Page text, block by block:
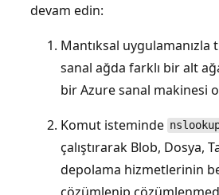
devam edin:
Mantıksal uygulamanızla
sanal ağda farklı bir alt
bir Azure sanal makinesi
Komut isteminde
çalıştırarak Blob, Dosya,
depolama hizmetlerinin